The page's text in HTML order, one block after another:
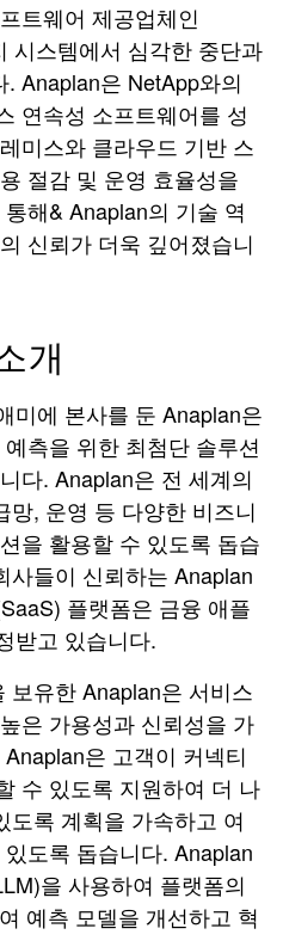
트웨어 제공업체인
시스템에서 심각한 중단과
Anaplan은 NetApp와의
연속성 소프트웨어를 성
미스와 클라우드 기반 스
절감 및 운영 효율성을
해& Anaplan의 기술 역
신뢰가 더욱 깊어졌습니
개
미에 본사를 둔 Anaplan은
측을 위한 최첨단 솔루션
다. Anaplan은 전 세계의
망, 운영 등 다양한 비즈니
을 활용할 수 있도록 돕습
사들이 신뢰하는 Anaplan
플랫폼은 금융 애플
받고 있습니다.
보유한 Anaplan은 서비스
은 가용성과 신뢰성을 가
은 고객이 커넥티
수 있도록 지원하여 더 나
도록 계획을 가속하고 여
도록 돕습니다. Anaplan
을 사용하여 플랫폼의
예측 모델을 개선하고 혁